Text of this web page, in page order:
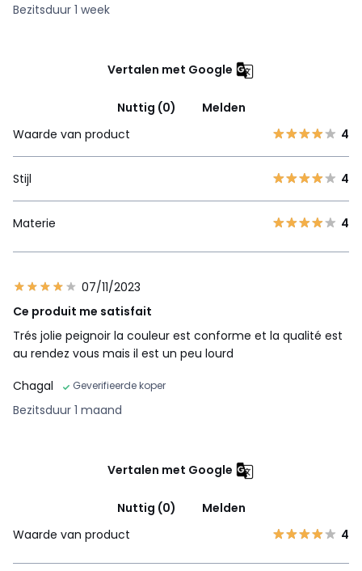
Bezitsduur 1 week
Vertalen met Google
Nuttig (0)
Melden
Waarde van product
4
Stijl 4
Materie 4
07/11/2023
Ce produit me satisfait
Trés jolie peignoir la couleur est conforme et la qualité est
au rendez vous mais il est un peu lourd
Chagal
Geverifieerde koper
Bezitsduur 1 maand
Vertalen met Google
Nuttig (0)
Melden
Waarde van product
4